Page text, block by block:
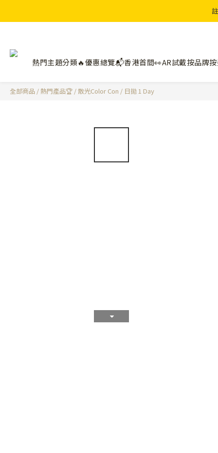
熱門主題分類🔥優惠總覽📬香港首間👀AR試戴按品牌
全部商品 /熱門產品🏆 /散光Color Con / 日拋 1 Day